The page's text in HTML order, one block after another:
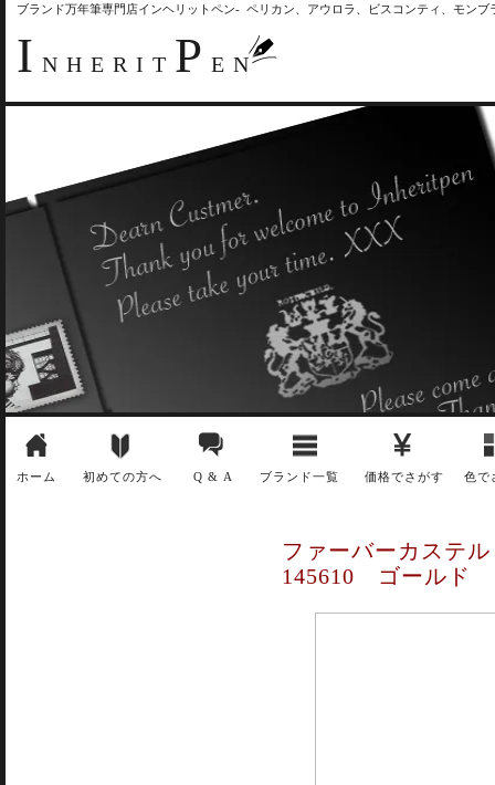
ブランド万年筆専門店インヘリットペン- ペリカン、アウロラ、ビスコンティ、モン
I NHERIT P EN
ホーム 初めての方へ Q & A ブランド一覧 価格でさがす 色で
ファーバーカステ
145610 ゴールド